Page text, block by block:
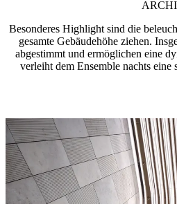
Besonderes Highlight sind die
gesamte Gebäudehöhe ziehen.
abgestimmt und ermöglichen eine
verleiht dem Ensemble nachts eine